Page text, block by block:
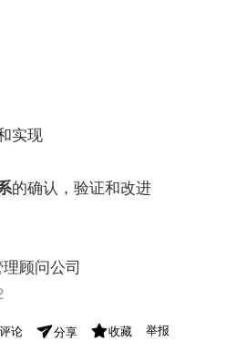
实现
的确认，验证和改进
顾问公司
论 分享 收藏 举报